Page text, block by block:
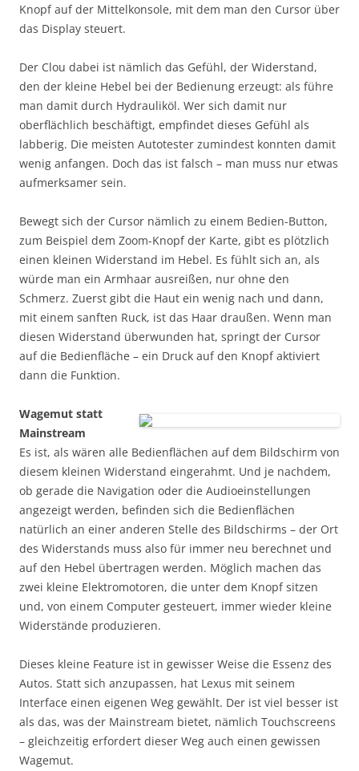
Knopf auf der Mittelkonsole, mit dem man den Cursor über
das Display steuert.
Der Clou dabei ist nämlich das Gefühl, der Widerstand,
den der kleine Hebel bei der Bedienung erzeugt: als führe
man damit durch Hydrauliköl. Wer sich damit nur
oberflächlich beschäftigt, empfindet dieses Gefühl als
labberig. Die meisten Autotester zumindest konnten damit
wenig anfangen. Doch das ist falsch – man muss nur etwas
aufmerksamer sein.
Bewegt sich der Cursor nämlich zu einem Bedien-Button,
zum Beispiel dem Zoom-Knopf der Karte, gibt es plötzlich
einen kleinen Widerstand im Hebel. Es fühlt sich an, als
würde man ein Armhaar ausreißen, nur ohne den
Schmerz. Zuerst gibt die Haut ein wenig nach und dann,
mit einem sanften Ruck, ist das Haar draußen. Wenn man
diesen Widerstand überwunden hat, springt der Cursor
auf die Bedienfläche – ein Druck auf den Knopf aktiviert
dann die Funktion.
Wagemut statt
Mainstream
Es ist, als wären alle Bedienflächen auf dem Bildschirm von
diesem kleinen Widerstand eingerahmt. Und je nachdem,
ob gerade die Navigation oder die Audioeinstellungen
angezeigt werden, befinden sich die Bedienflächen
natürlich an einer anderen Stelle des Bildschirms – der Ort
des Widerstands muss also für immer neu berechnet und
auf den Hebel übertragen werden. Möglich machen das
zwei kleine Elektromotoren, die unter dem Knopf sitzen
und, von einem Computer gesteuert, immer wieder kleine
Widerstände produzieren.
Dieses kleine Feature ist in gewisser Weise die Essenz des
Autos. Statt sich anzupassen, hat Lexus mit seinem
Interface einen eigenen Weg gewählt. Der ist viel besser ist
als das, was der Mainstream bietet, nämlich Touchscreens
– gleichzeitig erfordert dieser Weg auch einen gewissen
Wagemut.